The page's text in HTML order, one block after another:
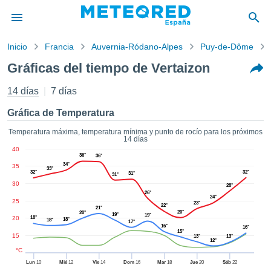
de
por
para
que la
que se
a este
las
y
digital
basada
Inicio Francia Auvernia-Ródano-Alpes Puy-de-Dôme
Gráficas del tiempo de Vertaizon
14 días 7 días
Gráfica de Temperatura
Temperatura máxima, temperatura mínima y punto de rocío para los próximos
14 días
Lun 10 Mié 12 Vie 14 Dom16 Mar18 Jue 20 Sáb22
15
20
25
30
35
40
°C
32°
33°
34°
36° 36°
31° 31°
26°
22°
20°
23°
24°
28°
32°
18° 18° 18°
20°
21°
19°
17°
19°
16°
15°
13°
12°
13°
16°